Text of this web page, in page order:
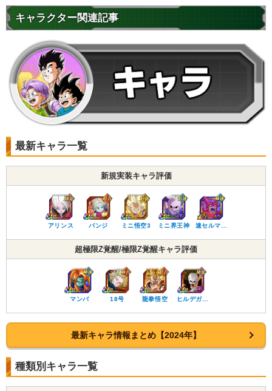
キャラクター関連記事
最新キャラ一覧
新規実装キャラ評価
アリンス パンジ ミニ悟空3 ミニ界王神 速セルマ…
超極限Z覚醒/極限Z覚醒キャラ評価
マンバ 18号 龍拳悟空 ヒルデガ…
最新キャラ情報まとめ【2024年】
種類別キャラ一覧